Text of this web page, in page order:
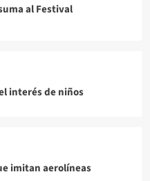
al Festival
interés de niños
imitan aerolíneas